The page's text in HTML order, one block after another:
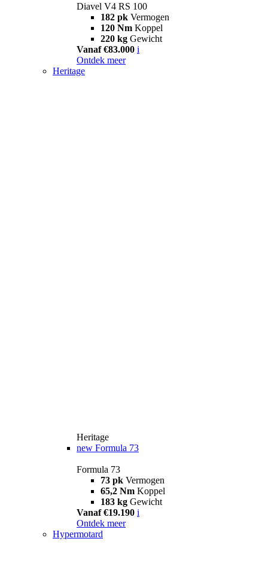
Diavel V4 RS 100
182 pk Vermogen
120 Nm Koppel
220 kg Gewicht
Vanaf €83.000 i
Ontdek meer
Heritage
Heritage
new Formula 73
Formula 73
73 pk Vermogen
65,2 Nm Koppel
183 kg Gewicht
Vanaf €19.190 i
Ontdek meer
Hypermotard